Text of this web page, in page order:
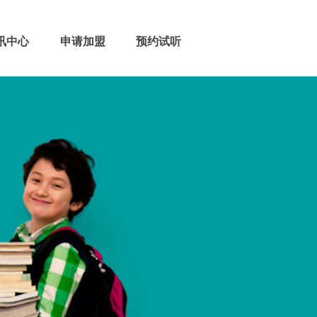
中心 申请加盟 预约试听